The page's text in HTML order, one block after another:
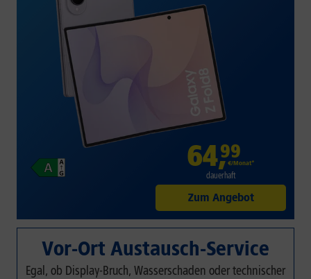
64,99
€/Monat*
dauerhaft
Zum Angebot
Vor-Ort Austausch-Service
Egal, ob Display-Bruch, Wasserschaden oder technischer